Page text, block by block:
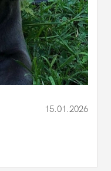
15.01.2026